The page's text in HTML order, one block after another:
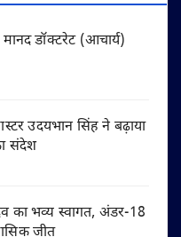
डॉक्टरेट (आचार्य)
उदयभान सिंह ने बढ़ाया
संदेश
का भव्य स्वागत, अंडर-18
जीत